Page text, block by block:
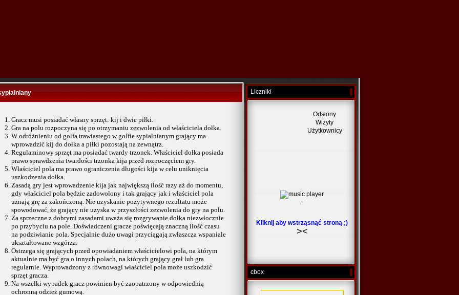
Gracz musi posiadać własny sprzęt: kij i dwie piłki.
Gra na polu rozpoczyna się po otrzymaniu zezwolenia od właściciela dołka.
W odróżnieniu od golfa trawiastego w golfie sypialnianym grający ma
wprowadzić kij do dołka a piłki pozostają na zewnątrz.
Regulaminowy sprzęt ma posiadać twardy trzonek. Właściciel dołka posiada
prawo sprawdzenia twardości trzonka kija przed rozpoczęciem gry.
Właściciel pola ma prawo ograniczenia długości kija w celu uniknięcia
uszkodzenia dołka.
Zasadą gry jest wprowadzenie kija jak największą ilość razy aż do momentu,
gdy właściciel pola będzie zadowolony i tak grający jak i właściciel pola
uznają grę za zakończoną. Nie uzyskanie pozytywnego rezultatu może
spowodować, że grający nie uzyska w przyszłości zezwolenia do gry na polu.
Za sprzeczne z dobrymi zasadami uważa się rozgrywanie dołka niezwłocznie
po przybyciu na pole. Doświadczeni gracze poświęcają znaczną ilość czasu
na podziwianie pola. Specjalnie dużo uwagi przyciągają zwłaszcza wspaniale
ukształtowane wzgórza.
Ostrzega się grających przed opowiadaniem właścicielowi pola, na którym
aktualnie ma być gra o innych polach, na których grający grał lub gra
regularnie. Wyprowadzony z równowagi właściciel pola może uszkodzić
sprzęt gracza.
Na wszelki wypadek gracz powinien być zaopatrzony w odpowiednią
ochronną odzież gumową.
Liczniki
Odsłony
Wizyty
Użytkownicy
.
Kliknij aby wstrząsnąć stroną ;)
><
cbox